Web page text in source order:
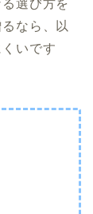
選び方を
なら、以
いです